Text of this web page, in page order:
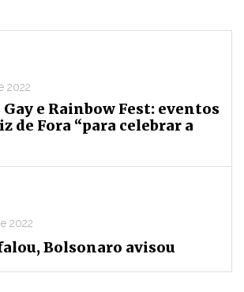
2022
e Rainbow Fest: eventos
de Fora “para celebrar a
2022
Bolsonaro avisou